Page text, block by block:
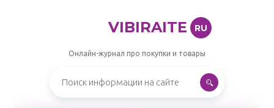
VIBIRAITE RU
Онлайн-журнал про покупки и товары